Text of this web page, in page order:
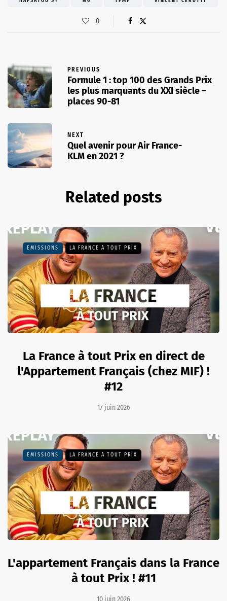
0
PREVIOUS
Formule 1 : top 100 des Grands Prix
les plus marquants du XXI siècle –
places 90-81
NEXT
Quel avenir pour Air France-
KLM en 2021 ?
Related posts
EMISSIONS LA FRANCE À TOUT PRIX
La France à tout Prix en direct de
l'Appartement Français (chez MIF) !
#12
17 juin 2026
EMISSIONS LA FRANCE À TOUT PRIX
L'appartement Français dans la France
à tout Prix ! #11